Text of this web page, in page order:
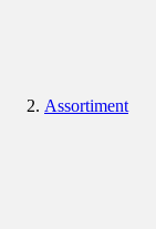
Assortiment